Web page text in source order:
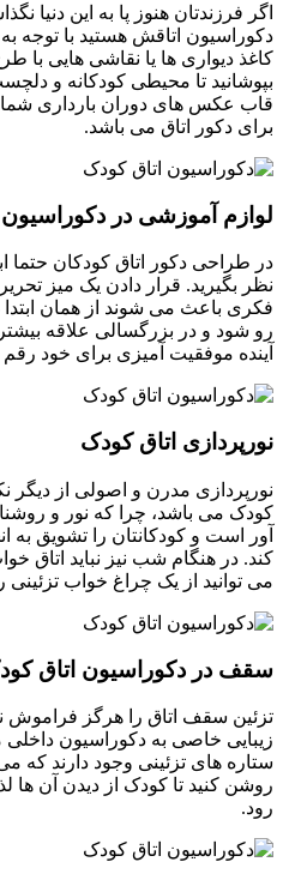
اگر فرزندتان هنوز پا به این دنیا
دکوراسیون اتاقش هستید با توجه به
کاغذ دیواری ها یا نقاشی هایی با
بپوشانید تا محیطی کودکانه و
قاب عکس های دوران بارداری شما
برای دکور اتاق می باشد.
لوازم آموزشی در
در طراحی دکور اتاق کودکان حتما
نظر بگیرید. قرار دادن یک میز
فکری باعث می شوند از همان ابتدا
رو شود و در بزرگسالی علاقه
آینده موفقیت آمیزی برای خود رقم
نورپردازی اتاق کودک
نورپردازی مدرن و اصولی از دیگر
کودک می باشد، چرا که نور و
آور است و کودکانتان را تشویق
کند. در هنگام شب نیز نباید اتاق
می توانید از یک چراغ خواب تزئینی
سقف در دکوراسیون اتاق
تزئین سقف اتاق را هرگز فراموش
زیبایی خاصی به دکوراسیون داخلی
ستاره های تزئینی وجود دارند که
روشن کنید تا کودک از دیدن آن ها
رود.